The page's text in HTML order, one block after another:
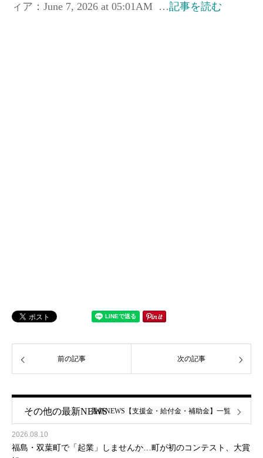
ィア：June 7, 2026 at 05:01AM …記事を読む
前の記事 次の記事
その他の最新NEWS
2026.08.10
福島・双葉町で「起業」しませんか…町が初のコンテスト、大賞
最新NEWS【支援金・給付金・補助金】一覧